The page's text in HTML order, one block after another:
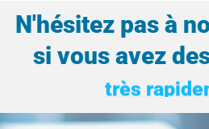
N'hésitez pas à
si vous avez
nous vous
très